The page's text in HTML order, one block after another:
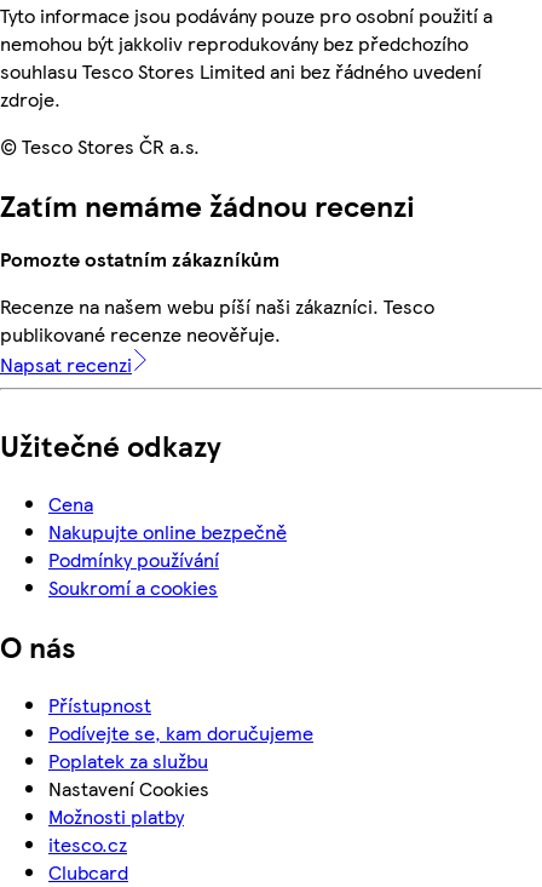
Tyto informace jsou podávány pouze pro osobní použití a
nemohou být jakkoliv reprodukovány bez předchozího
souhlasu Tesco Stores Limited ani bez řádného uvedení
zdroje.
© Tesco Stores ČR a.s.
Zatím nemáme žádnou recenzi
Pomozte ostatním zákazníkům
Recenze na našem webu píší naši zákazníci. Tesco
publikované recenze neověřuje.
Napsat recenzi
Užitečné odkazy
Cena
Nakupujte online bezpečně
Podmínky používání
Soukromí a cookies
O nás
Přístupnost
Podívejte se, kam doručujeme
Poplatek za službu
Nastavení Cookies
Možnosti platby
itesco.cz
Clubcard